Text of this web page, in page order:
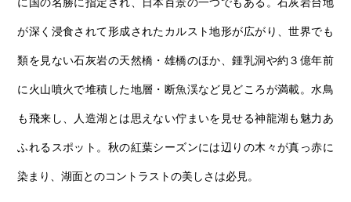
に国の名勝に指定され、日本百景の一つでもある。石灰岩台地
が深く浸食されて形成されたカルスト地形が広がり、世界でも
類を見ない石灰岩の天然橋・雄橋のほか、鍾乳洞や約３億年前
に火山噴火で堆積した地層・断魚渓など見どころが満載。水鳥
も飛来し、人造湖とは思えない佇まいを見せる神龍湖も魅力あ
ふれるスポット。秋の紅葉シーズンには辺りの木々が真っ赤に
染まり、湖面とのコントラストの美しさは必見。